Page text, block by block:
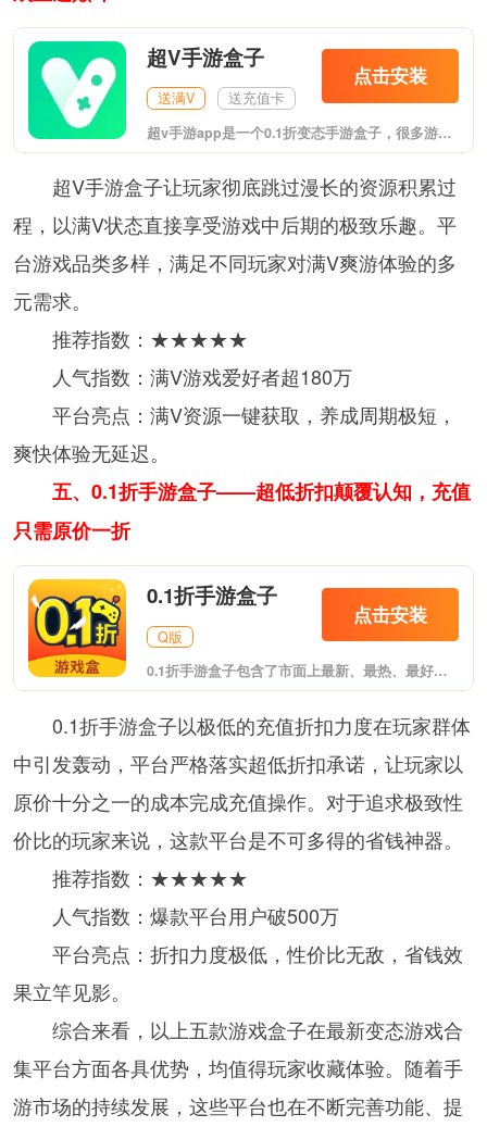
超V手游盒子
送满V 送充值卡
点击安装
超v手游app是一个0.1折变态手游盒子，很多游戏都可以在其中找到BT版本，充值10000元仅需1元，众多开服福利，进入游戏就可以获得大量奖励，有兴趣的玩家欢迎体验。
超V手游盒子让玩家彻底跳过漫长的资源积累过
程，以满V状态直接享受游戏中后期的极致乐趣。平
台游戏品类多样，满足不同玩家对满V爽游体验的多
元需求。
推荐指数：★★★★★
人气指数：满V游戏爱好者超180万
平台亮点：满V资源一键获取，养成周期极短，
爽快体验无延迟。
五、0.1折手游盒子——超低折扣颠覆认知，充值
只需原价一折
0.1折手游盒子
Q版
点击安装
0.1折手游盒子包含了市面上最新、最热、最好玩的手机游戏、BT版手游、破解版手机游戏等下载，在这里一定会让你找到一款喜爱的手机游戏。
0.1折手游盒子以极低的充值折扣力度在玩家群体
中引发轰动，平台严格落实超低折扣承诺，让玩家以
原价十分之一的成本完成充值操作。对于追求极致性
价比的玩家来说，这款平台是不可多得的省钱神器。
推荐指数：★★★★★
人气指数：爆款平台用户破500万
平台亮点：折扣力度极低，性价比无敌，省钱效
果立竿见影。
综合来看，以上五款游戏盒子在最新变态游戏合
集平台方面各具优势，均值得玩家收藏体验。随着手
游市场的持续发展，这些平台也在不断完善功能、提